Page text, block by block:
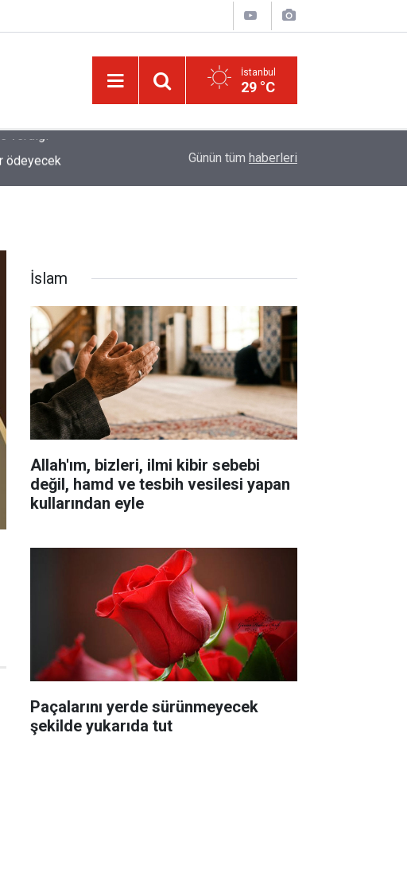
İstanbul
29 °C
ödeyecek Çile çekilen yol!
Günün tüm haberleri
İslam
Allah'ım, bizleri, ilmi kibir sebebi
değil, hamd ve tesbih vesilesi yapan
kullarından eyle
Paçalarını yerde sürünmeyecek
şekilde yukarıda tut